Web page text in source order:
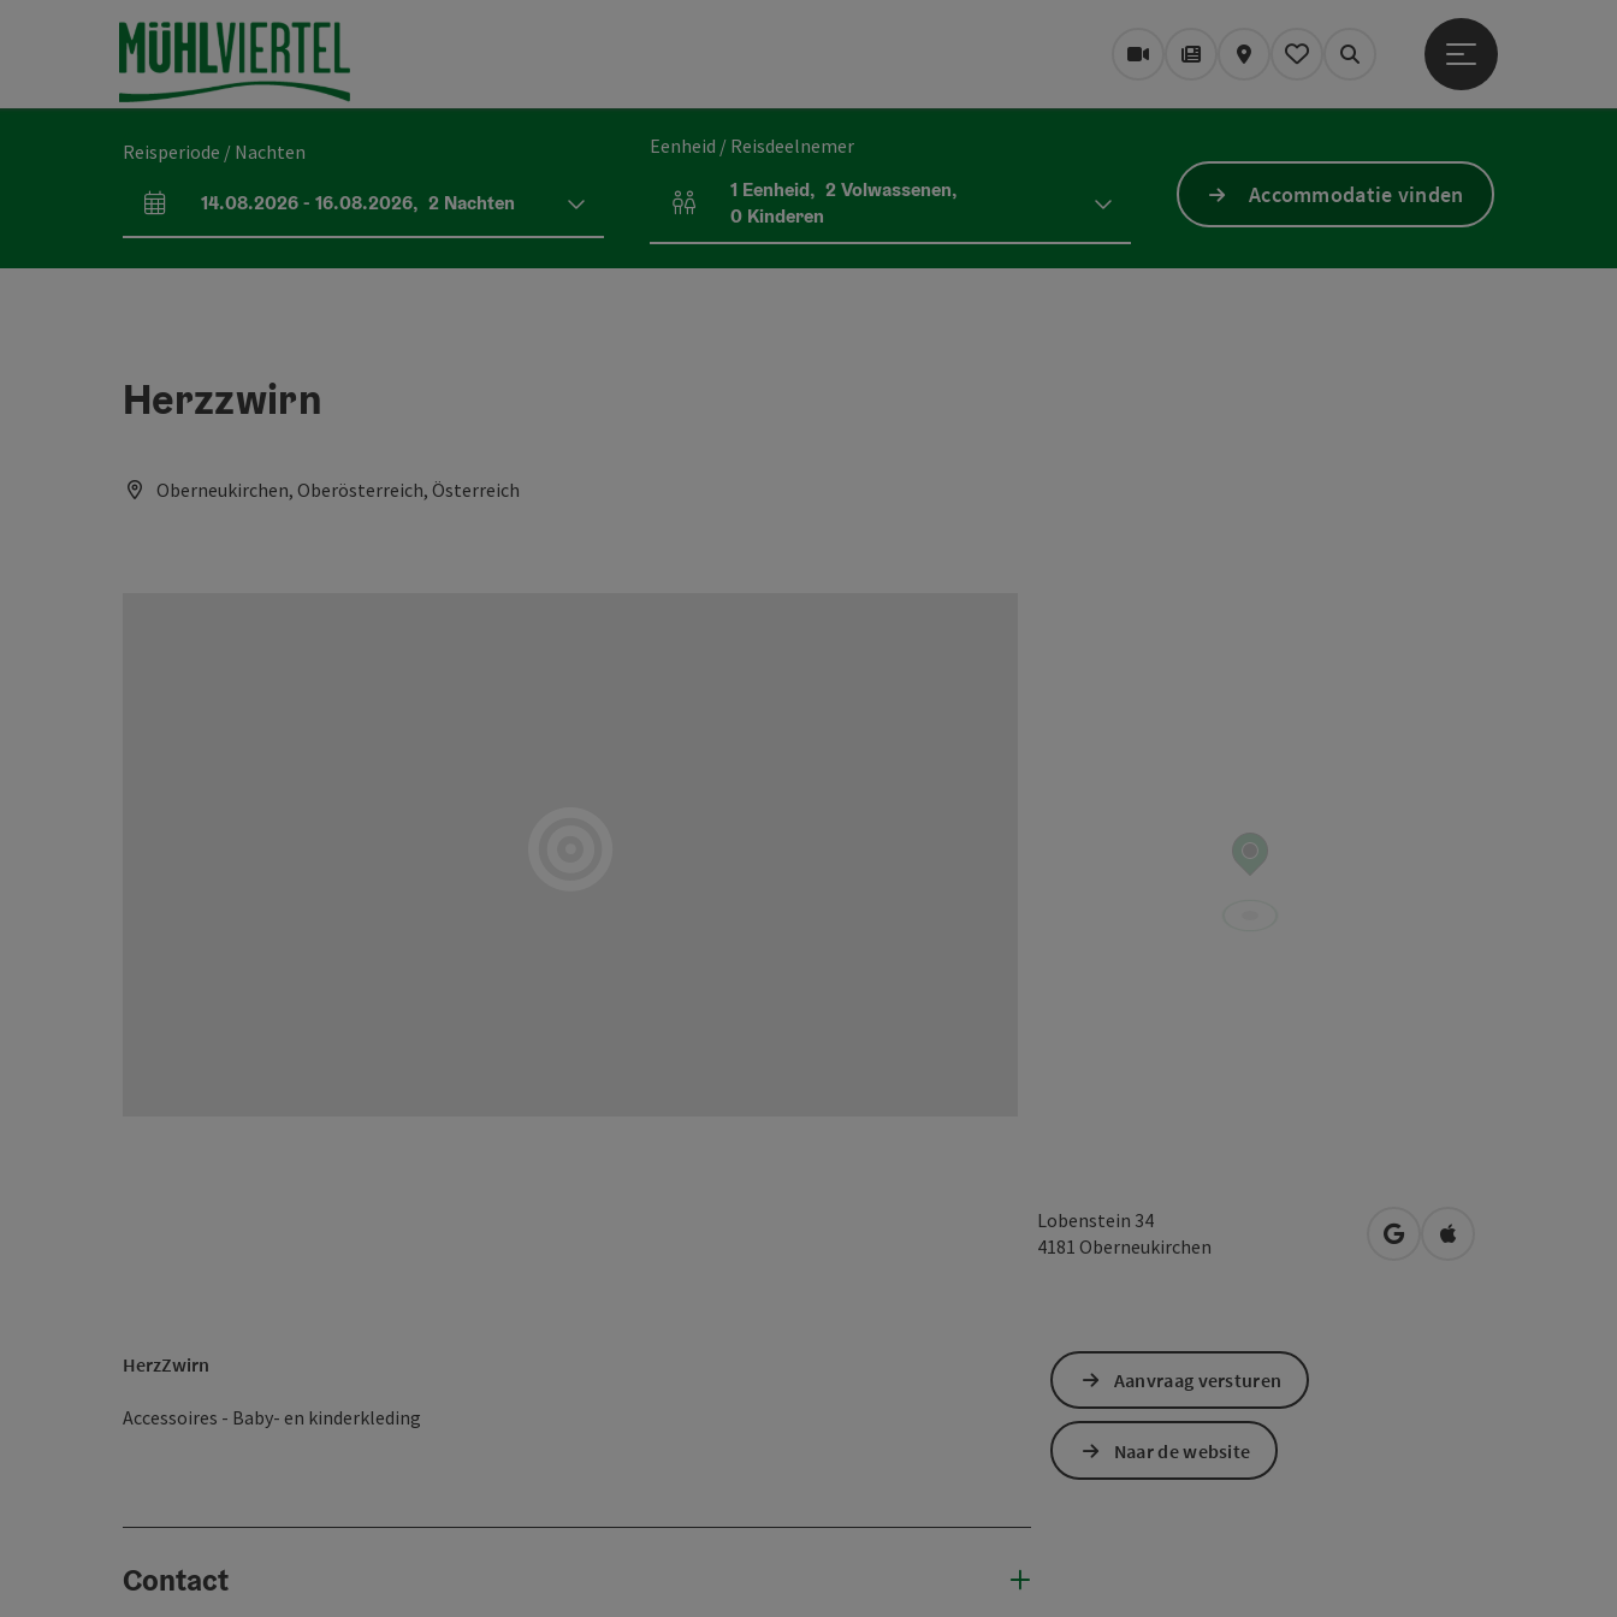
Accesskey
[0]
Navigatie Accesskey
[1]
PaginabeginAccesskey
[2]
WebcamsTijdschrift/Blog
KaartMijn notitieblok
Zoek op
Startmenu openen
Reisperiode / Nachten
Velden voor aankomst en vertrek
14.08.2026- 16.08.2026, 2 Nachten
Eenheid / Reisdeelnemer
Aantal eenheden en persoonsvelden
1 Eenheid, 2Volwassenen,
0 Kinderen
Accommodatie vinden
Herzzwirn
Oberneukirchen, Oberösterreich, Österreich
Lobenstein 34
4181 Oberneukirchen Openen in Google Maps
Openen in Apple
HerzZwirn
Accessoires - Baby- en kinderkleding
Contact
Aanvraag versturen
Naar de website